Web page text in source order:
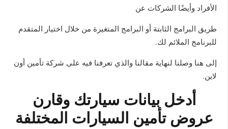
الأفراد وأيضًا الشركات عن
طريق البرامج الثابتة أو البرامج المتغيرة من خلال اختيار المتقدم
للبرنامج الملائم لك.
إلى هنا وصلنا لنهاية مقالنا والذي تعرفنا فيه على شركة تأمين أون
لاين.
أدخل بيانات سيارتك وقارن
عروض تأمين السيارات المختلفة